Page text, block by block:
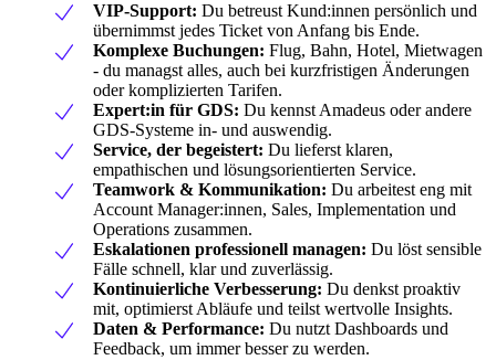
VIP-Support: Du betreust Kund:innen persönlich und
übernimmst jedes Ticket von Anfang bis Ende.
Komplexe Buchungen: Flug, Bahn, Hotel, Mietwagen
- du managst alles, auch bei kurzfristigen Änderungen
oder komplizierten Tarifen.
Expert:in für GDS: Du kennst Amadeus oder andere
GDS-Systeme in- und auswendig.
Service, der begeistert: Du lieferst klaren,
empathischen und lösungsorientierten Service.
Teamwork & Kommunikation: Du arbeitest eng mit
Account Manager:innen, Sales, Implementation und
Operations zusammen.
Eskalationen professionell managen: Du löst sensible
Fälle schnell, klar und zuverlässig.
Kontinuierliche Verbesserung: Du denkst proaktiv
mit, optimierst Abläufe und teilst wertvolle Insights.
Daten & Performance: Du nutzt Dashboards und
Feedback, um immer besser zu werden.